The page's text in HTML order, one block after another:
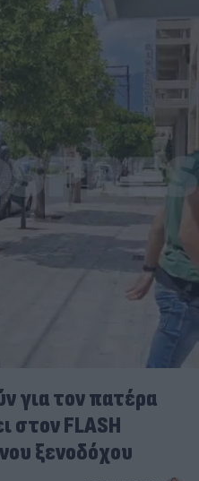
για τον πατέρα
στον FLASH
ξενοδόχου